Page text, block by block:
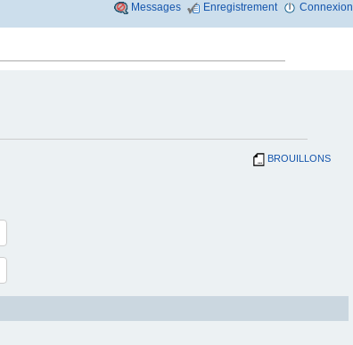
Messages Enregistrement Connexion
BROUILLONS